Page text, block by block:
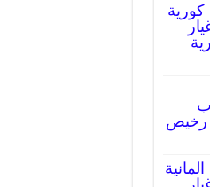
غيار
رخيص